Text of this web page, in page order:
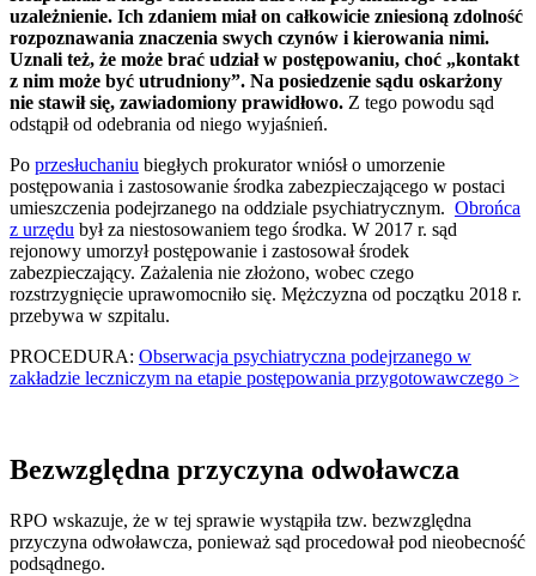
uzależnienie. Ich zdaniem miał on całkowicie zniesioną zdolność
rozpoznawania znaczenia swych czynów i kierowania nimi.
Uznali też, że może brać udział w postępowaniu, choć „kontakt
z nim może być utrudniony”. Na posiedzenie sądu oskarżony
nie stawił się, zawiadomiony prawidłowo. Z tego powodu sąd
odstąpił od odebrania od niego wyjaśnień.
Po przesłuchaniu biegłych prokurator wniósł o umorzenie
postępowania i zastosowanie środka zabezpieczającego w postaci
umieszczenia podejrzanego na oddziale psychiatrycznym. Obrońca
z urzędu był za niestosowaniem tego środka. W 2017 r. sąd
rejonowy umorzył postępowanie i zastosował środek
zabezpieczający. Zażalenia nie złożono, wobec czego
rozstrzygnięcie uprawomocniło się. Mężczyzna od początku 2018 r.
przebywa w szpitalu.
PROCEDURA: Obserwacja psychiatryczna podejrzanego w
zakładzie leczniczym na etapie postępowania przygotowawczego >
Bezwzględna przyczyna odwoławcza
RPO wskazuje, że w tej sprawie wystąpiła tzw. bezwzględna
przyczyna odwoławcza, ponieważ sąd procedował pod nieobecność
podsądnego.